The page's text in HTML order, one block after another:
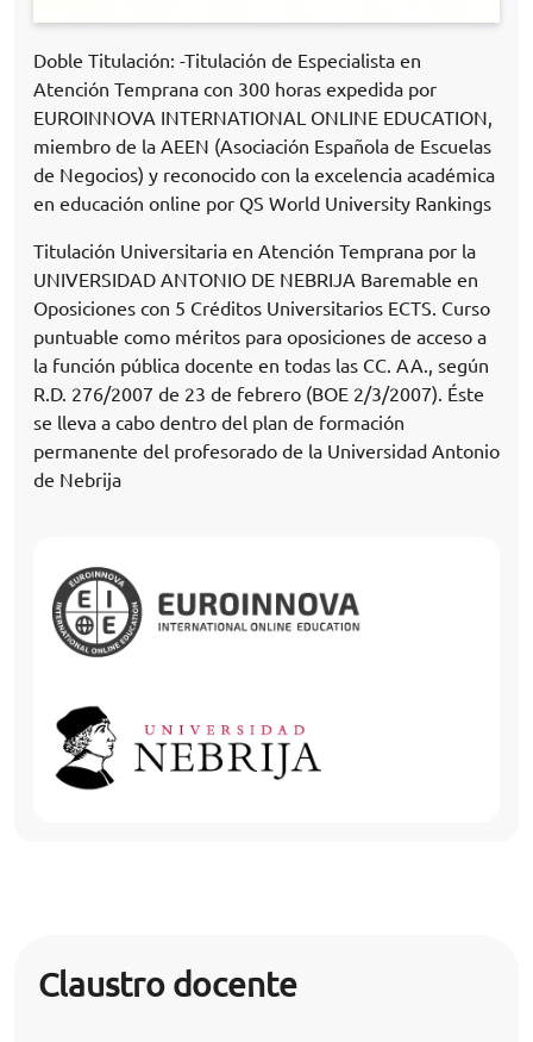
Doble Titulación: -Titulación de Especialista en
Atención Temprana con 300 horas expedida por
EUROINNOVA INTERNATIONAL ONLINE EDUCATION,
miembro de la AEEN (Asociación Española de Escuelas
de Negocios) y reconocido con la excelencia académica
en educación online por QS World University Rankings
Titulación Universitaria en Atención Temprana por la
UNIVERSIDAD ANTONIO DE NEBRIJA Baremable en
Oposiciones con 5 Créditos Universitarios ECTS. Curso
puntuable como méritos para oposiciones de acceso a
la función pública docente en todas las CC. AA., según
R.D. 276/2007 de 23 de febrero (BOE 2/3/2007). Éste
se lleva a cabo dentro del plan de formación
permanente del profesorado de la Universidad Antonio
de Nebrija
Claustro docente